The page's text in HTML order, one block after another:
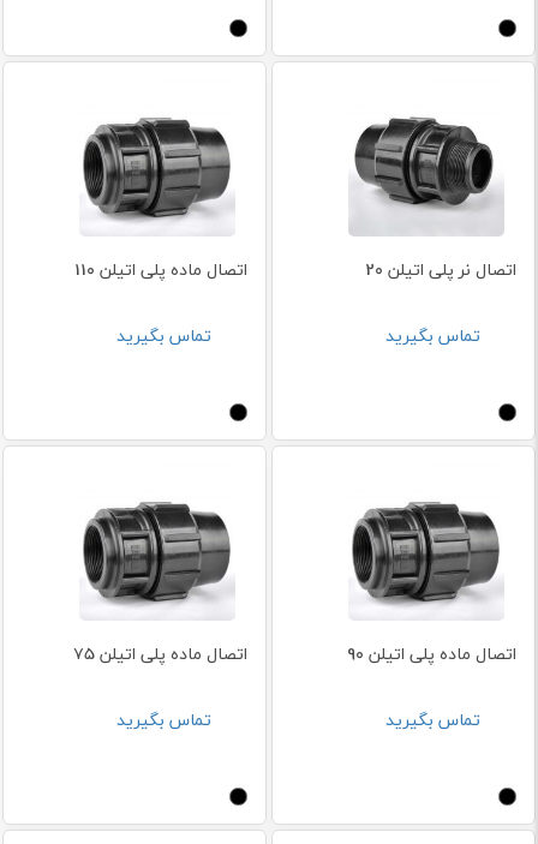
اتصال نر پلی اتیلن 20
تماس بگیرید
اتصال ماده پلی اتیلن 110
تماس بگیرید
اتصال ماده پلی اتیلن 90
تماس بگیرید
اتصال ماده پلی اتیلن 75
تماس بگیرید